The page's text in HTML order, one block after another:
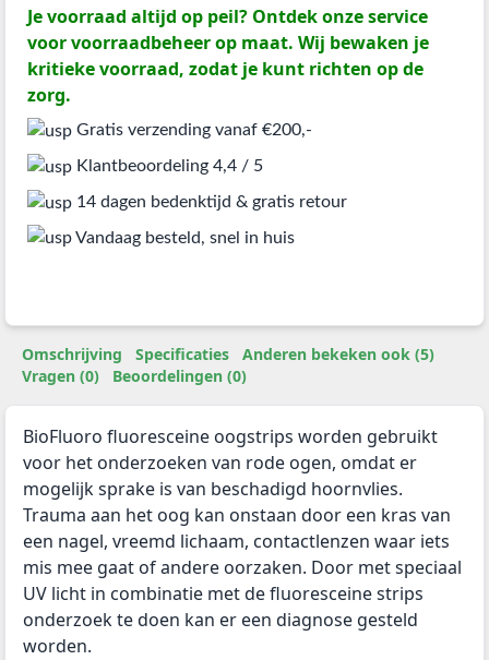
Je voorraad altijd op peil? Ontdek onze service
voor voorraadbeheer op maat. Wij bewaken je
kritieke voorraad, zodat je kunt richten op de
zorg.
Gratis verzending vanaf €200,-
Klantbeoordeling 4,4 / 5
14 dagen bedenktijd & gratis retour
Vandaag besteld, snel in huis
Omschrijving Specificaties
Anderen bekeken ook (5)
Vragen (0)
Beoordelingen (0)
BioFluoro fluoresceine oogstrips worden gebruikt
voor het onderzoeken van rode ogen, omdat er
mogelijk sprake is van beschadigd hoornvlies.
Trauma aan het oog kan onstaan door een kras van
een nagel, vreemd lichaam, contactlenzen waar iets
mis mee gaat of andere oorzaken. Door met speciaal
UV licht in combinatie met de fluoresceine strips
onderzoek te doen kan er een diagnose gesteld
worden.